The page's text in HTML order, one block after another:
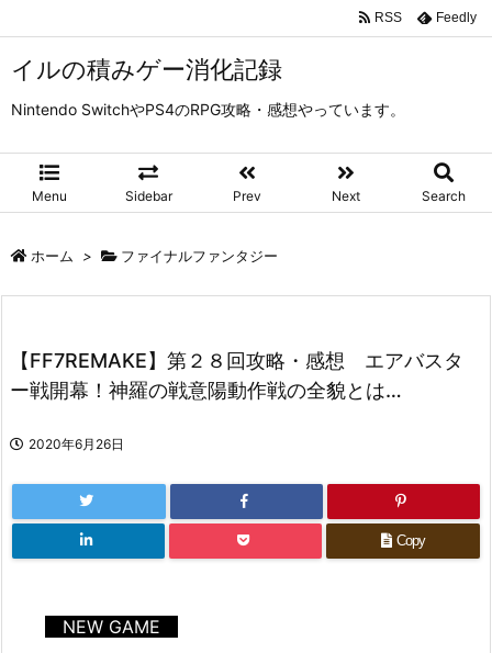
イルの積みゲー消化記録
Nintendo SwitchやPS4のRPG攻略・感想やっています。
Menu Sidebar Prev Next Search
RSS Feedly
ホーム > ファイナルファンタジー
【FF7REMAKE】第２８回攻略・感想 エアバスタ
ー戦開幕！神羅の戦意陽動作戦の全貌とは…
2020年6月26日
Copy
NEW GAME